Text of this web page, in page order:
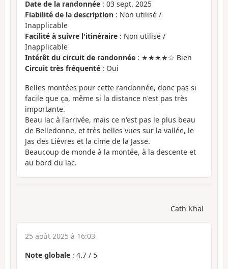
Date de la randonnée : 03 sept. 2025
Fiabilité de la description : Non utilisé /
Inapplicable
Facilité à suivre l'itinéraire : Non utilisé /
Inapplicable
Intérêt du circuit de randonnée : ★★★★☆ Bien
Circuit très fréquenté : Oui
Belles montées pour cette randonnée, donc pas si
facile que ça, même si la distance n'est pas très
importante.
Beau lac à l'arrivée, mais ce n'est pas le plus beau
de Belledonne, et très belles vues sur la vallée, le
Jas des Lièvres et la cime de la Jasse.
Beaucoup de monde à la montée, à la descente et
au bord du lac.
Cath Khal
25 août 2025 à 16:03
Note globale : 4.7 / 5